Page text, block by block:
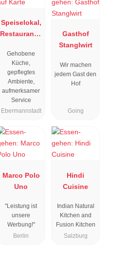
Speiselokal,
Restaurant "
"
Gehobene
Küche,
gepflegtes
Ambiente,
aufmerksamer
Service
Ebermannstadt
Gasthof
Stanglwirt
Wir machen
jedem Gast den
Hof
Going
Marco Polo
Uno
"Leistung ist
unsere
Werbung!"
Berlin
Hindi
Cuisine
Indian Natural
Kitchen and
Fusion Kitchen
Salzburg